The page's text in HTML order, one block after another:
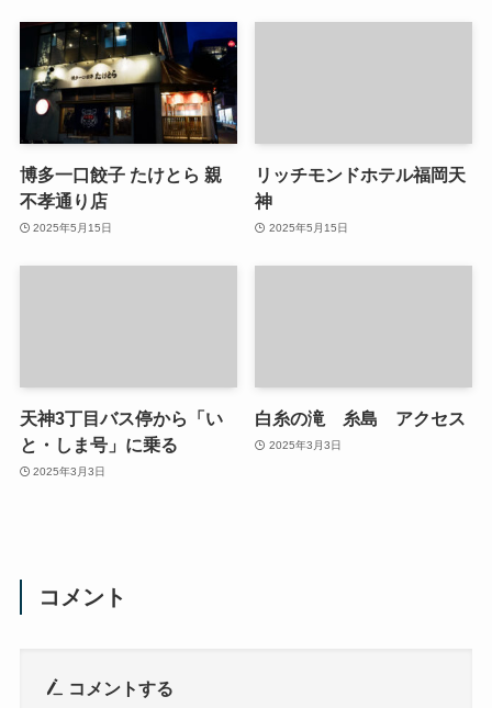
博多一口餃子 たけとら 親
不孝通り店
2025年5月15日
リッチモンドホテル福岡天
神
2025年5月15日
天神3丁目バス停から「い
と・しま号」に乗る
2025年3月3日
白糸の滝 糸島 アクセス
2025年3月3日
コメント
コメントする